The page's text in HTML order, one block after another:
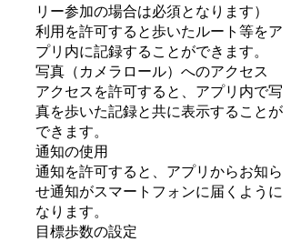
リー参加の場合は必須となります）
利用を許可すると歩いたルート等をア
プリ内に記録することができます。
写真（カメラロール）へのアクセス
アクセスを許可すると、アプリ内で写
真を歩いた記録と共に表示することが
できます。
通知の使用
通知を許可すると、アプリからお知ら
せ通知がスマートフォンに届くように
なります。
目標歩数の設定